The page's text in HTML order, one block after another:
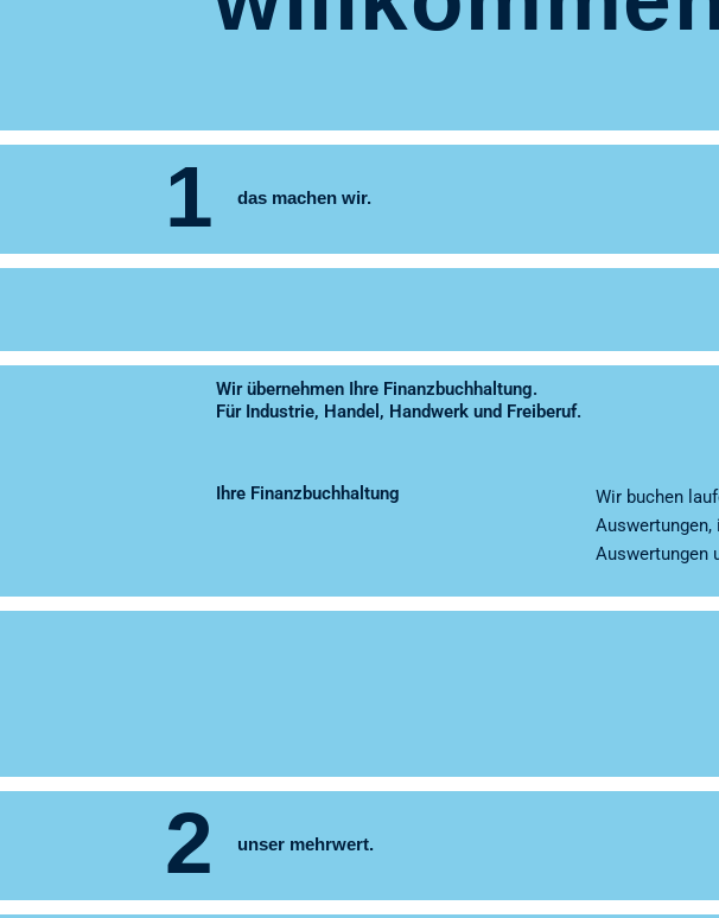
1 das machen wir.
Wir übernehmen Ihre Finanzbuchhaltung.
Für Industrie, Handel, Handwerk und Freiberuf.
Ihre Finanzbuchhaltung
Wir buchen
Auswertungen,
Auswertungen
2 unser mehrwert.